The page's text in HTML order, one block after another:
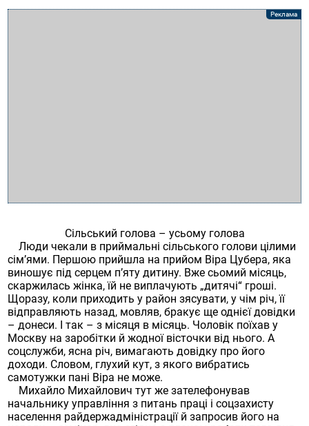
Сільський голова – усьому голова
Люди чекали в приймальні сільського голови цілими
сім’ями. Першою прийшла на прийом Віра Цубера, яка
виношує під серцем п’яту дитину. Вже сьомий місяць,
скаржилась жінка, їй не виплачують „дитячі“ гроші.
Щоразу, коли приходить у район зясувати, у чім річ, її
відправляють назад, мовляв, бракує ще однієї довідки
– донеси. І так – з місяця в місяць. Чоловік поїхав у
Москву на заробітки й жодної вісточки від нього. А
соцслужби, ясна річ, вимагають довідку про його
доходи. Словом, глухий кут, з якого вибратись
самотужки пані Віра не може.
Михайло Михайлович тут же зателефонував
начальнику управління з питань праці і соцзахисту
населення райдержадміністрації й запросив його на